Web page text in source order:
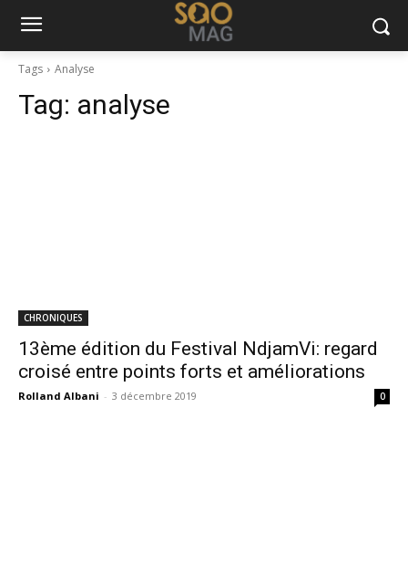
Tags Analyse
Tag: analyse
CHRONIQUES
13ème édition du Festival NdjamVi: regard
croisé entre points forts et améliorations
Rolland Albani - 3 décembre 2019 0